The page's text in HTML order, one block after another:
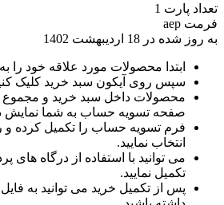
تعداد پارت 1
فرمت aep
به روز شده در 18 اردیبهشت 1402
ابتدا محصولات مورد علاقه خود را
سپس روی آیکون سبد خرید کلیک
محصولات داخل سبد خرید و مجموع
صفحه تسویه حساب به شما نمایش
فرم تسویه حساب را تکمیل کرده و
انتخاب نمایید.
می توانید با استفاده از درگاه های
تکمیل نمایید.
پس از تکمیل خرید می توانید به